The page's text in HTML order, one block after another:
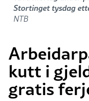
Stortinget tysdag
NTB
kutt i
gratis